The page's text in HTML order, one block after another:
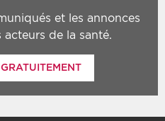
et les annonces
de la santé.